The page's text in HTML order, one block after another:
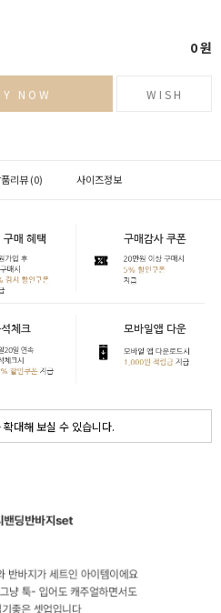
0원
NOW WISH
리뷰 (0) 사이즈정보
대해 보실 수 있습니다.